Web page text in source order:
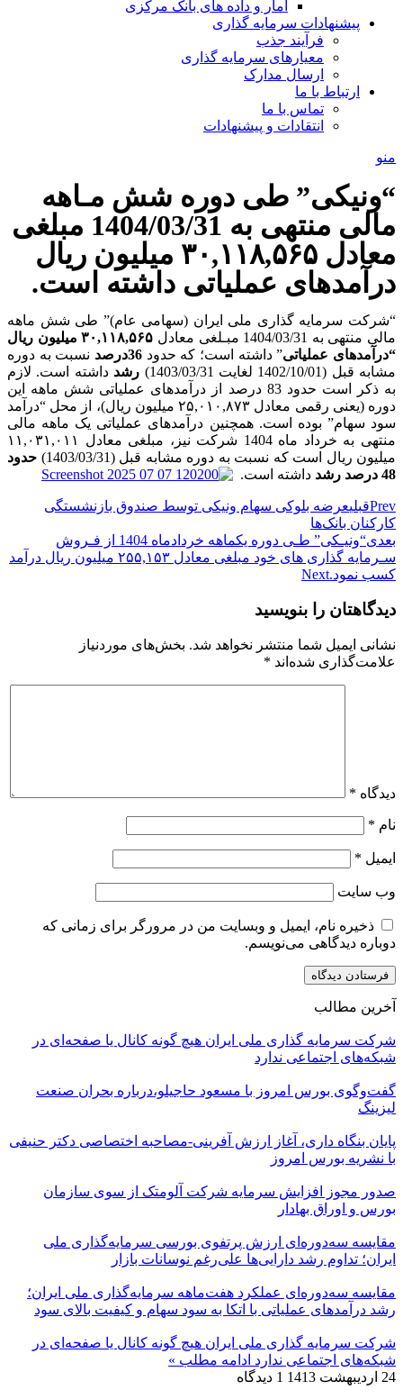
آمار و داده های بانک مرکزی
پیشنهادات سرمایه گذاری
فرآیند جذب
معیارهای سرمایه گذاری
ارسال مدارک
ارتباط با ما
تماس با ما
انتقادات و پیشنهادات
منو
“ونیکی” طی دوره شش مـاهه
مالی منتهی به 1404/03/31 مبلغی
معادل ۳۰,۱۱۸,۵۶۵ میلیون ریال
درآمدهای عملیاتی داشته است.
“شرکت سرمایه­ گذاری ملی ایران (سهامی عام)” طی شش ماهه
مالی منتهی به 1404/03/31 مبـلغی معادل
“درآمدهای عملیاتی” داشته است؛ که حدود 36درصد
نسبت به دوره
مشابه قبل (1402/10/01 لغایت 1403/03/31)
رشد داشته است. لازم
به ذکر است حدود 83 درصد از درآمدهای عملیاتی شش ماهه این
دوره (یعنی رقمی معادل ۲۵,۰۱۰,۸۷۳ میلیون ریال)، از محل “درآمد
سود سهام” بوده است. همچنین درآمدهای عملیاتی یک ماهه مالی
منتهی به خرداد ماه 1404 شرکت نیز، مبلغی معادل ۱۱,۰۳۱,۰۱۱
میلیون ریال است که نسبت به دوره مشابه قبل (1403/03/31)
حدود
48 درصد رشد
داشته است.
Prevقبلیعرضه بلوکی سهام ونیکی توسط صندوق بازنشستگی
کارکنان بانک‌ها
بعدی
“ونیـکی” طـی دوره یکماهه خرداد‌ماه 1404 از فـروش
سـرمایه ­گذاری­ های خود مبلغی معادل ۲۵۵,۱۵۳ میلیون ریال درآمد
کسب نمود.Next
دیدگاهتان را بنویسید
نشانی ایمیل شما منتشر نخواهد شد. بخش‌های موردنیاز
علامت‌گذاری شده‌اند *
دیدگاه *
نام *
ایمیل *
وب‌ سایت
ذخیره نام، ایمیل و وبسایت من در مرورگر برای زمانی که
دوباره دیدگاهی می‌نویسم.
آخرین مطالب
شرکت سرمایه گذاری ملی ایران هیچ گونه کانال یا صفحه‌ای در
شبکه‌های اجتماعی ندارد
گفت‌وگوی بورس امروز با مسعود حاجیلو،درباره بحران صنعت
لیزینگ
پایان بنگاه داری، آغاز ارزش آفرینی-مصاحبه اختصاصی دکتر حنیفی
با نشریه بورس امروز
صدور مجوز افزایش سرمایه شرکت آلومتک از سوی سازمان
بورس و اوراق بهادار
مقایسه سه‌دوره‌ای ارزش پرتفوی بورسی سرمایه‌گذاری ملی
ایران؛ تداوم رشد دارایی‌ها علی‌رغم نوسانات بازار
مقایسه سه‌دوره‌ای عملکرد هفت‌ماهه سرمایه‌گذاری ملی ایران؛
رشد درآمدهای عملیاتی با اتکا به سود سهام و کیفیت بالای سود
شرکت سرمایه گذاری ملی ایران هیچ گونه کانال یا صفحه‌ای در
شبکه‌های اجتماعی ندارد ادامه مطلب »
24 اردیبهشت 1413
1 دیدگاه